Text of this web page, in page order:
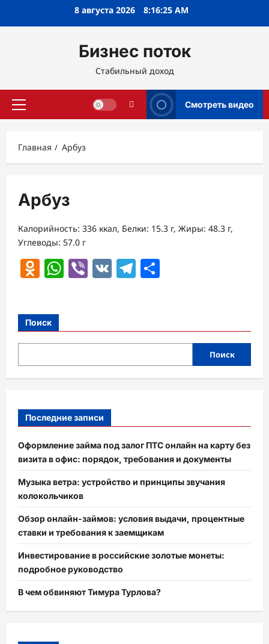
8 августа 2026 8:16:26 AM
Бизнес поток
Стабильный доход
Основное
Смотреть видео
Главная Арбуз
Арбуз
Калорийность: 336 ккал, Белки: 15.3 г, Жиры: 48.3 г,
Углеводы: 57.0 г
Odnoklassniki
WhatsApp
Viber
VK Telegram
Поиск
Поиск
Последние записи
Оформление займа под залог ПТС онлайн на карту без
визита в офис: порядок, требования и документы
Музыка ветра: устройство и принципы звучания
колокольчиков
Обзор онлайн-займов: условия выдачи, процентные
ставки и требования к заемщикам
Инвестирование в российские золотые монеты:
подробное руководство
В чем обвиняют Тимура Турлова?